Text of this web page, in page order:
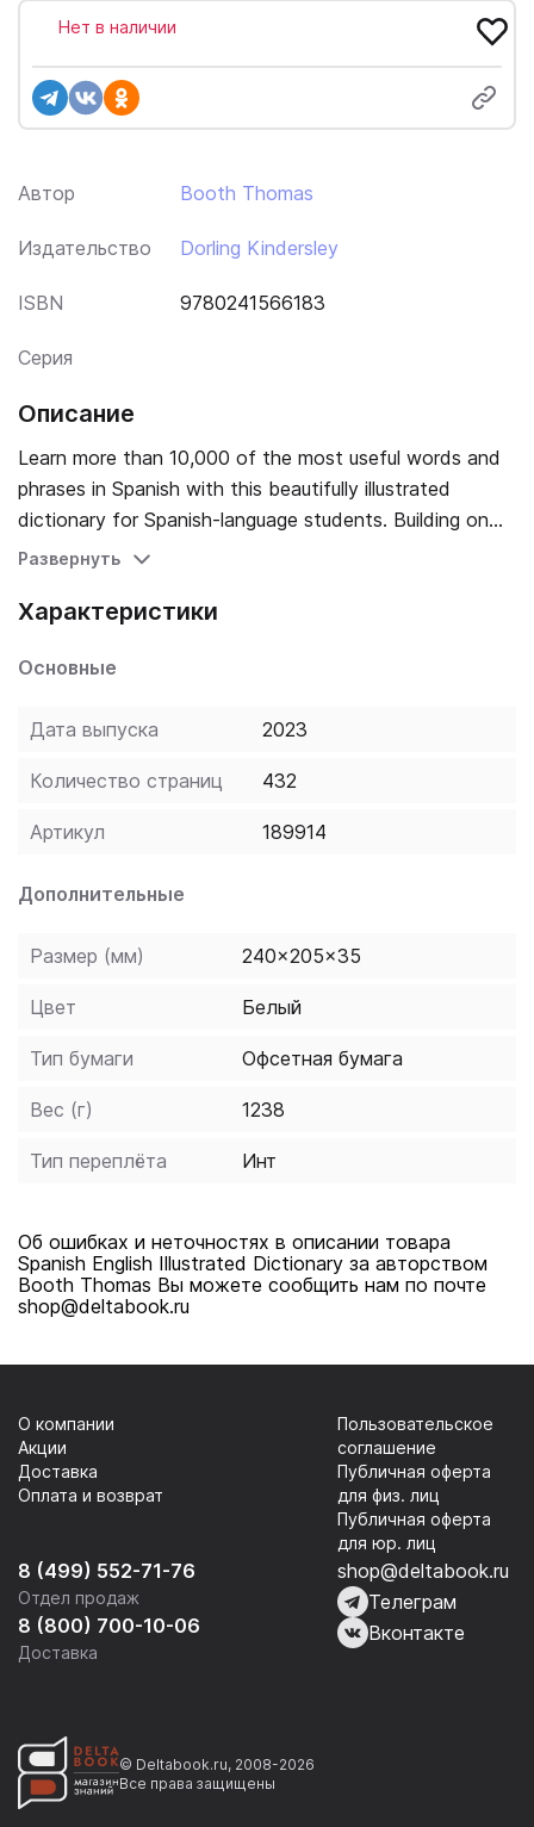
Автор Booth Thomas
Издательство Dorling Kindersley
ISBN 9780241566183
Серия
Нет в наличии
Описание
Learn more than 10,000 of the most useful words and
phrases in Spanish with this beautifully illustrated
dictionary for Spanish-language students. Building on
the success of the English for Everyone course books
English Illustrated Dictionary uses crystal-clear
of Spanish vocabulary. The words are shown in a visual
everyday topics (such as shopping, food, or study),
providing learners with all the vocabulary they need for
work, travel, and leisure. Spanish English Illustrated
Dictionary is incredibly easy to use and can be used for
suitable for learners at all levels, from beginner to
Развернуть
Характеристики
Основные
Дата выпуска 2023
Количество страниц 432
Артикул 189914
Дополнительные
Размер (мм) 240x205x35
Цвет Белый
Тип бумаги Офсетная бумага
Вес (г) 1238
Тип переплёта Инт
Об ошибках и неточностях в описании товара
Spanish English Illustrated Dictionary за авторством
Booth Thomas Вы можете сообщить нам по почте
shop@deltabook.ru
8 (499) 552-71-76
Отдел продаж
8 (800) 700-10-06
Доставка
О компании
Акции
Доставка
Оплата и возврат
Пользовательское
соглашение
Публичная оферта
для физ. лиц
Публичная оферта
для юр. лиц
shop@deltabook.ru
Телеграм
Вконтакте
© Deltabook.ru, 2008-2026
Все права защищены